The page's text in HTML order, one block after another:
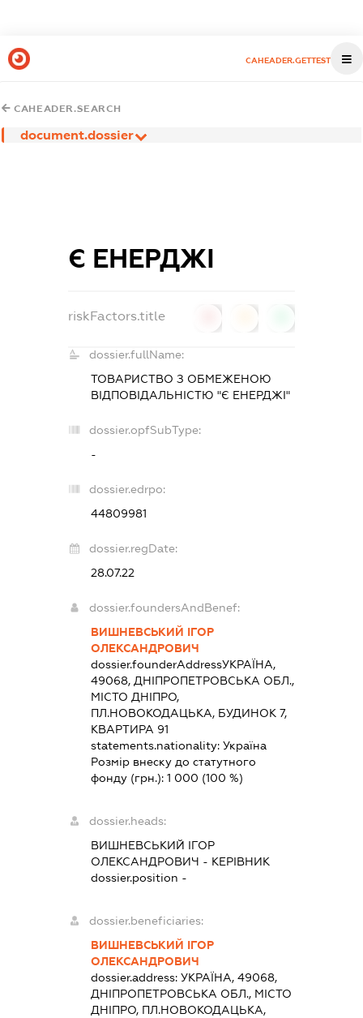
CAHEADER.GETTEST
CAHEADER.SEARCH
document.dossier
Є ЕНЕРДЖІ
riskFactors.title
dossier.fullName:
ТОВАРИСТВО З ОБМЕЖЕНОЮ
ВІДПОВІДАЛЬНІСТЮ "Є ЕНЕРДЖІ"
dossier.opfSubType:
-
dossier.edrpo:
44809981
dossier.regDate:
28.07.22
dossier.foundersAndBenef:
ВИШНЕВСЬКИЙ ІГОР
ОЛЕКСАНДРОВИЧ
dossier.founderAddressУКРАЇНА,
49068, ДНІПРОПЕТРОВСЬКА ОБЛ.,
МІСТО ДНІПРО,
ПЛ.НОВОКОДАЦЬКА, БУДИНОК 7,
КВАРТИРА 91
statements.nationality: Україна
Розмір внеску до статутного
фонду (грн.): 1 000 (100 %)
dossier.heads:
ВИШНЕВСЬКИЙ ІГОР
ОЛЕКСАНДРОВИЧ - КЕРІВНИК
dossier.position -
dossier.beneficiaries:
ВИШНЕВСЬКИЙ ІГОР
ОЛЕКСАНДРОВИЧ
dossier.address: УКРАЇНА, 49068,
ДНІПРОПЕТРОВСЬКА ОБЛ., МІСТО
ДНІПРО, ПЛ.НОВОКОДАЦЬКА,